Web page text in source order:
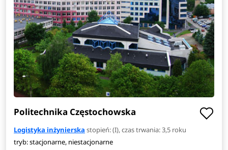
Politechnika Częstochowska
Logistyka inżynierska stopień: (I), czas trwania: 3,5 roku
tryb: stacjonarne, niestacjonarne